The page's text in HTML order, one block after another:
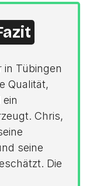
in Tübingen
Qualität,
Chris,
seine
Die